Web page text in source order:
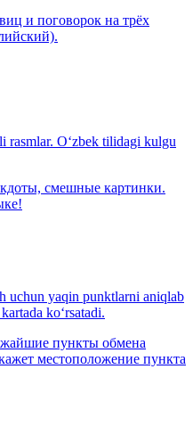
и поговорок на трёх
rasmlar. O‘zbek tilidagi kulgu
смешные картинки.
uchun yaqin punktlarni aniqlab
ko‘rsatadi.
пункты обмена
местоположение пункта